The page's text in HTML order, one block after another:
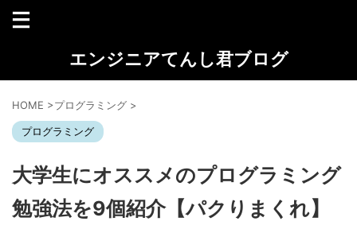
エンジニアてんし君ブログ
HOME >プログラミング >
プログラミング
大学生にオススメのプログラミング
勉強法を9個紹介【パクりまくれ】